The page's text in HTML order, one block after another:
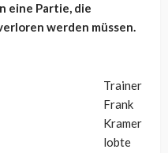
eine Partie, die
werden müssen.
Trainer
Frank
Kramer
lobte